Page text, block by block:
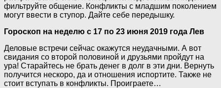
фильтруйте общение. Конфликты с младшим поколением
могут ввести в ступор. Дайте себе передышку.
Гороскоп на неделю с 17 по 23 июня 2019 года Лев
Деловые встречи сейчас окажутся неудачными. А вот
свидания со второй половиной и друзьями пройдут на
ура! Старайтесь не брать денег в долг в эти дни. Вернуть
получится нескоро, да и отношения испортите. Также не
стоит вступать в конфликты. Проиграете…